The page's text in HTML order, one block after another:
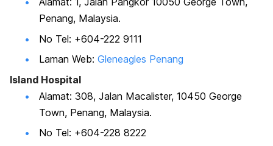
Penang, Malaysia.
No Tel: +604-222 9111
Laman Web: Gleneagles Penang
Island Hospital
Alamat: 308, Jalan Macalister, 10450 George
Town, Penang, Malaysia.
No Tel: +604-228 8222